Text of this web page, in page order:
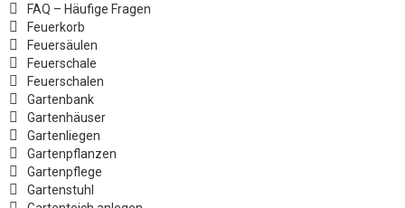
FAQ – Häufige Fragen
Feuerkorb
Feuersäulen
Feuerschale
Feuerschalen
Gartenbank
Gartenhäuser
Gartenliegen
Gartenpflanzen
Gartenpflege
Gartenstuhl